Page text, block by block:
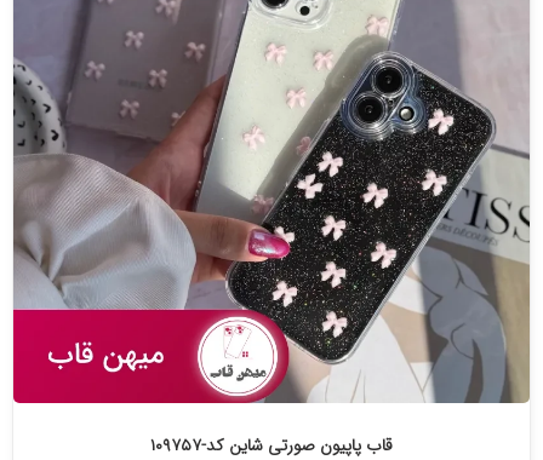
قاب پاپیون صورتی شاین کد-۱۰۹۷۵۷